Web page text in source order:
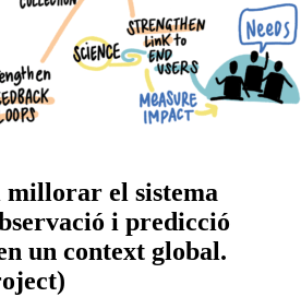
millorar el sistema
i predicció
un context global.